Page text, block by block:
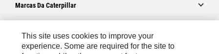
Marcas Da Caterpillar
Caterpillar.com
This site uses cookies to improve your
experience. Some are required for the site to